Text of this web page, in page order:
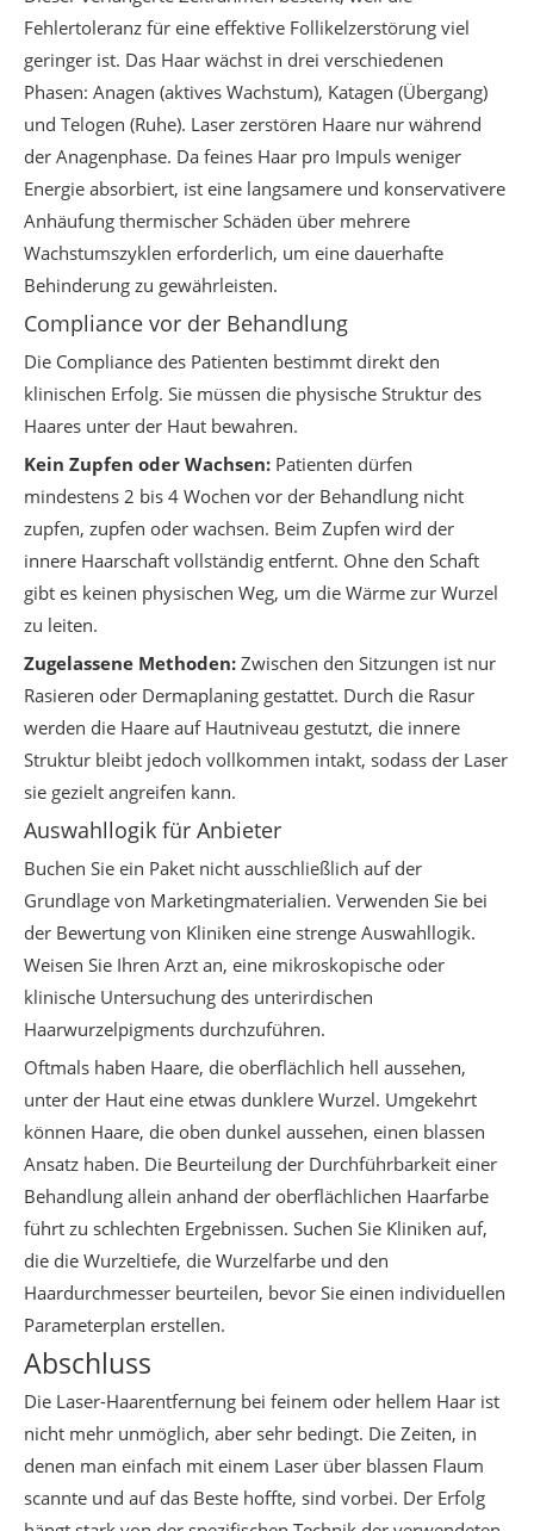
Fehlertoleranz für eine effektive Follikelzerstörung viel
geringer ist. Das Haar wächst in drei verschiedenen
Phasen: Anagen (aktives Wachstum), Katagen (Übergang)
und Telogen (Ruhe). Laser zerstören Haare nur während
der Anagenphase. Da feines Haar pro Impuls weniger
Energie absorbiert, ist eine langsamere und konservativere
Anhäufung thermischer Schäden über mehrere
Wachstumszyklen erforderlich, um eine dauerhafte
Behinderung zu gewährleisten.
Compliance vor der Behandlung
Die Compliance des Patienten bestimmt direkt den
klinischen Erfolg. Sie müssen die physische Struktur des
Haares unter der Haut bewahren.
Kein Zupfen oder Wachsen: Patienten dürfen
mindestens 2 bis 4 Wochen vor der Behandlung nicht
zupfen, zupfen oder wachsen. Beim Zupfen wird der
innere Haarschaft vollständig entfernt. Ohne den Schaft
gibt es keinen physischen Weg, um die Wärme zur Wurzel
zu leiten.
Zugelassene Methoden: Zwischen den Sitzungen ist nur
Rasieren oder Dermaplaning gestattet. Durch die Rasur
werden die Haare auf Hautniveau gestutzt, die innere
Struktur bleibt jedoch vollkommen intakt, sodass der Laser
sie gezielt angreifen kann.
Auswahllogik für Anbieter
Buchen Sie ein Paket nicht ausschließlich auf der
Grundlage von Marketingmaterialien. Verwenden Sie bei
der Bewertung von Kliniken eine strenge Auswahllogik.
Weisen Sie Ihren Arzt an, eine mikroskopische oder
klinische Untersuchung des unterirdischen
Haarwurzelpigments durchzuführen.
Oftmals haben Haare, die oberflächlich hell aussehen,
unter der Haut eine etwas dunklere Wurzel. Umgekehrt
können Haare, die oben dunkel aussehen, einen blassen
Ansatz haben. Die Beurteilung der Durchführbarkeit einer
Behandlung allein anhand der oberflächlichen Haarfarbe
führt zu schlechten Ergebnissen. Suchen Sie Kliniken auf,
die die Wurzeltiefe, die Wurzelfarbe und den
Haardurchmesser beurteilen, bevor Sie einen individuellen
Parameterplan erstellen.
Abschluss
Die Laser-Haarentfernung bei feinem oder hellem Haar ist
nicht mehr unmöglich, aber sehr bedingt. Die Zeiten, in
denen man einfach mit einem Laser über blassen Flaum
scannte und auf das Beste hoffte, sind vorbei. Der Erfolg